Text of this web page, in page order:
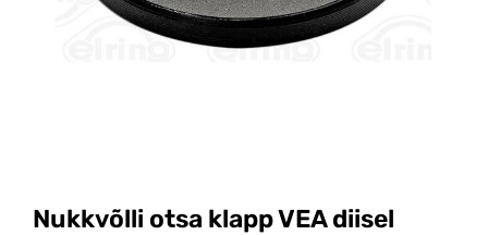
Nukkvõlli otsa klapp VEA diisel